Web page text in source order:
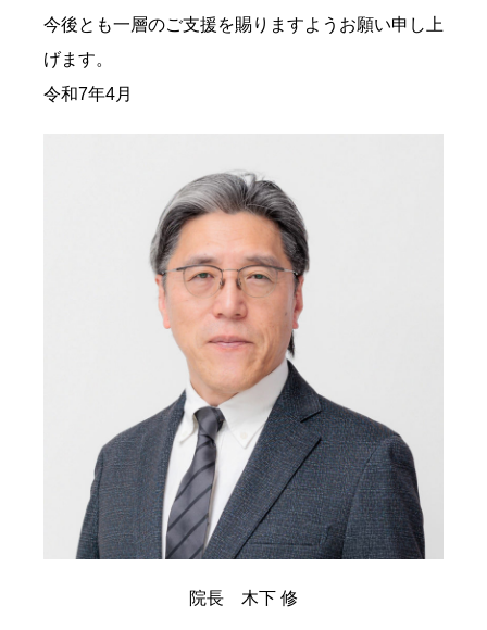
今後とも一層のご支援を賜りますようお願い申し上
げます。
令和7年4月
院長 木下 修